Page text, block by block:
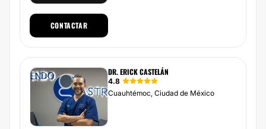
CONTACTAR
DR. ERICK CASTELÁN
4.8
Cuauhtémoc, Ciudad de México